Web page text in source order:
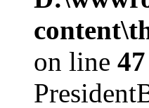
on line 47